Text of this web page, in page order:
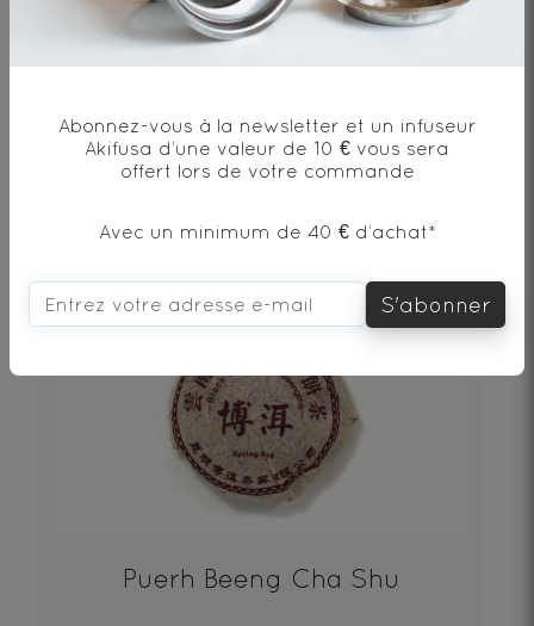
100€
DÉCOUVRIR
Puerh Beeng Cha Shu
Abonnez-vous à la newsletter et un infuseur
Akifusa d’une valeur de 10 € vous sera
offert lors de votre commande
Avec un minimum de 40 € d’achat*
S'abonner